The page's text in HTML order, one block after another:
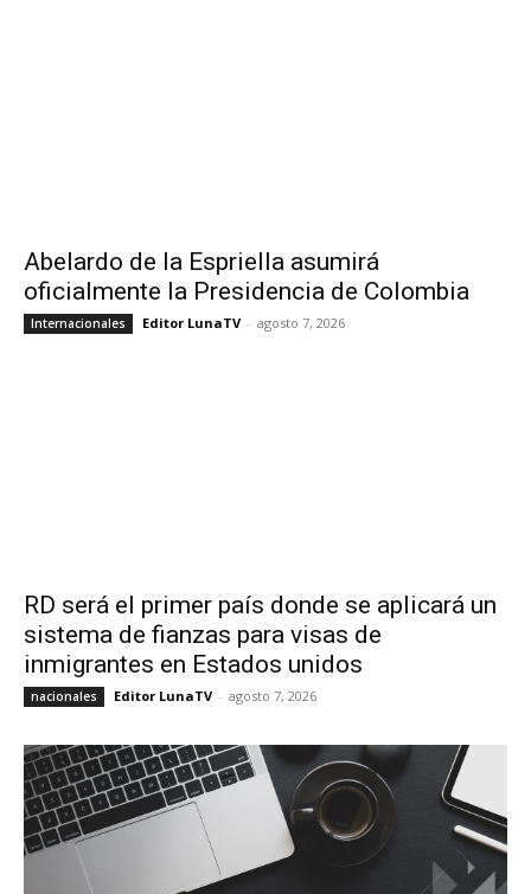
Abelardo de la Espriella asumirá
oficialmente la Presidencia de Colombia
Internacionales Editor LunaTV - agosto 7, 2026
RD será el primer país donde se aplicará un
sistema de fianzas para visas de
inmigrantes en Estados unidos
nacionales Editor LunaTV - agosto 7, 2026